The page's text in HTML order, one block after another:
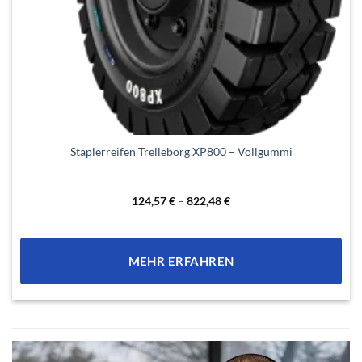
Staplerreifen Trelleborg XP800 – Vollgummi
124,57€ – 822,48€
MEHR ERFAHREN
auf.
können
auf
gewählt